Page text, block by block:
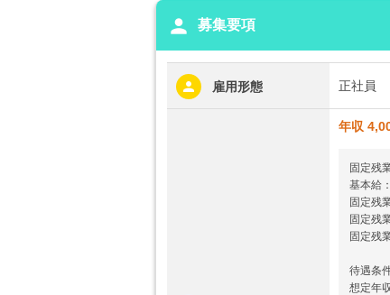
person 募集要項
雇用形態 正社員
年収
固定残
基本給
固定残
固定残
固定残
待遇条
想定年